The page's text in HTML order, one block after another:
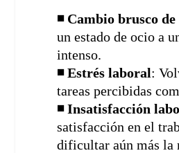
◾ Cambio brusco
un estado de ocio a
intenso.
◾ Estrés laboral:
tareas percibidas
◾ Insatisfacción
satisfacción en el
dificultar aún más la